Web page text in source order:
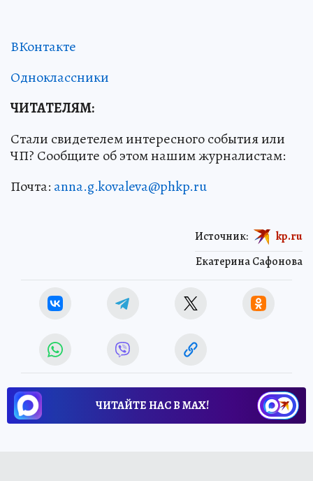
ВКонтакте
Одноклассники
ЧИТАТЕЛЯМ:
Стали свидетелем интересного события или
ЧП? Сообщите об этом нашим журналистам:
Почта: anna.g.kovaleva@phkp.ru
Екатерина Сафонова
Источник: kp.ru
ЧИТАЙТЕ НАС В МАХ!